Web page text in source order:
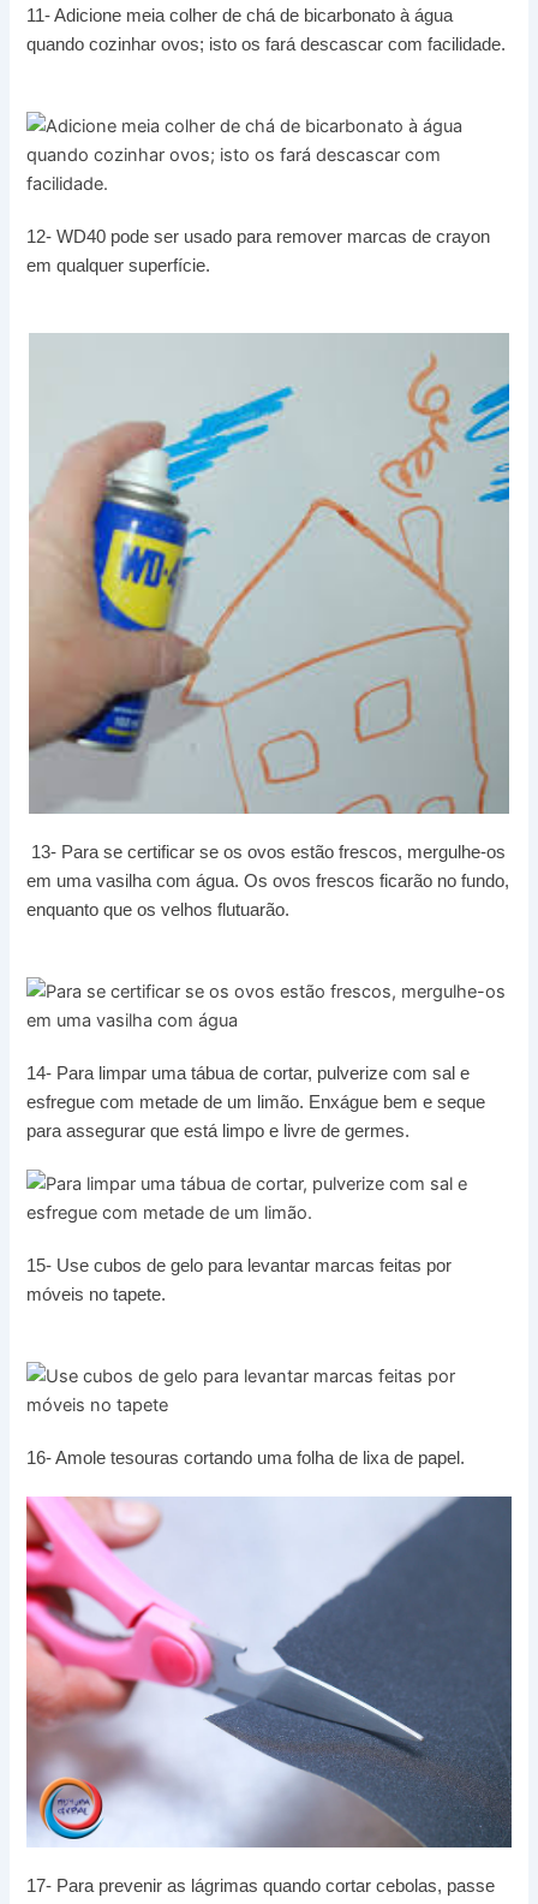
11- Adicione meia colher de chá de bicarbonato à água
quando cozinhar ovos; isto os fará descascar com facilidade.
12- WD40 pode ser usado para remover marcas de crayon
em qualquer superfície.
13- Para se certificar se os ovos estão frescos, mergulhe-os
em uma vasilha com água. Os ovos frescos ficarão no fundo,
enquanto que os velhos flutuarão.
14- Para limpar uma tábua de cortar, pulverize com sal e
esfregue com metade de um limão. Enxágue bem e seque
para assegurar que está limpo e livre de germes.
15- Use cubos de gelo para levantar marcas feitas por
móveis no tapete.
16- Amole tesouras cortando uma folha de lixa de papel.
17- Para prevenir as lágrimas quando cortar cebolas, passe